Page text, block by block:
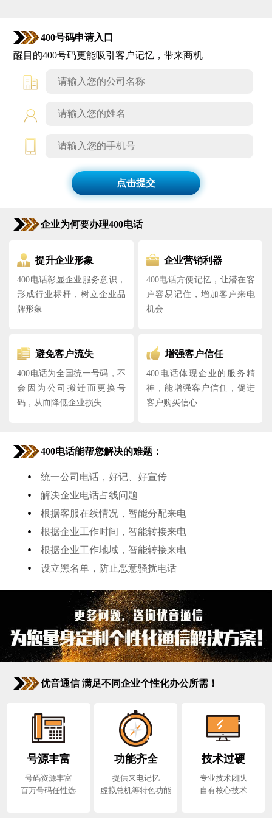
400号码申请入口
醒目的400号码更能吸引客户记忆，带来商机
点击提交
企业为何要办理400电话
提升企业形象
400电话彰显企业服务意识，
形成行业标杆，树立企业品
牌形象
企业营销利器
400电话方便记忆，让潜在客
户容易记住，增加客户来电
机会
避免客户流失
400电话为全国统一号码，不
会因为公司搬迁而更换号
码，从而降低企业损失
增强客户信任
400电话体现企业的服务精
神，能增强客户信任，促进
客户购买信心
400电话能帮您解决的难题：
• 统一公司电话，好记、好宣传
• 解决企业电话占线问题
• 根据客服在线情况，智能分配来电
• 根据企业工作时间，智能转接来电
• 根据企业工作地域，智能转接来电
• 设立黑名单，防止恶意骚扰电话
优音通信 满足不同企业个性化办公所需！
号源丰富
号码资源丰富
百万号码任性选
功能齐全
提供来电记忆
虚拟总机等特色功能
技术过硬
专业技术团队
自有核心技术